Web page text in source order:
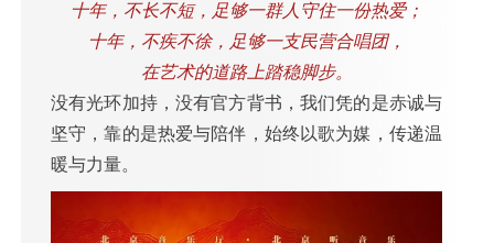
十年，不长不短，足够一群人守住一份热爱；
十年，不疾不徐，足够一支民营合唱团，
在艺术的道路上踏稳脚步。
没有光环加持，没有官方背书，我们凭的是赤诚与
坚守，靠的是热爱与陪伴，始终以歌为媒，传递温
暖与力量。